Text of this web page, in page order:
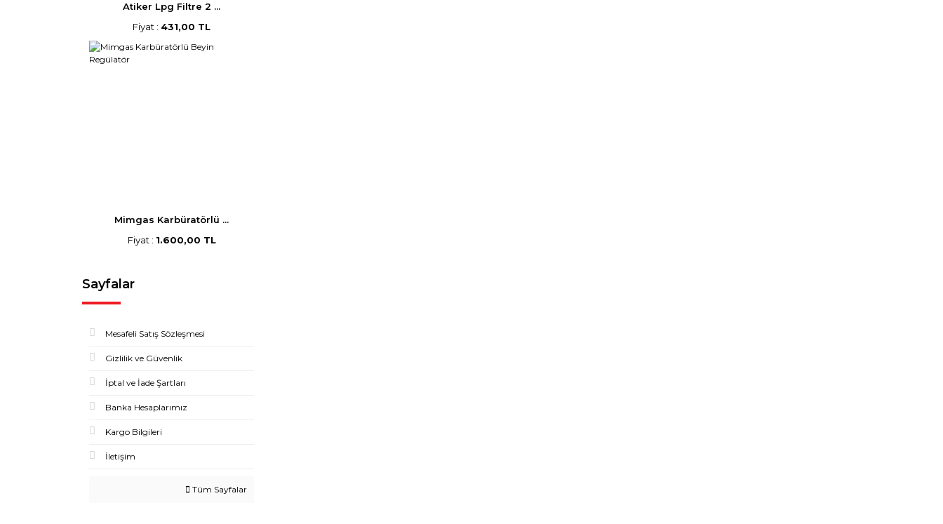
Atiker Lpg Filtre 2 ...
Fiyat : 431,00 TL
Mimgas Karbüratörlü ...
Fiyat : 1.600,00 TL
Sayfalar
Mesafeli Satış Sözleşmesi
Gizlilik ve Güvenlik
İptal ve İade Şartları
Banka Hesaplarımız
Kargo Bilgileri
İletişim
Tüm Sayfalar